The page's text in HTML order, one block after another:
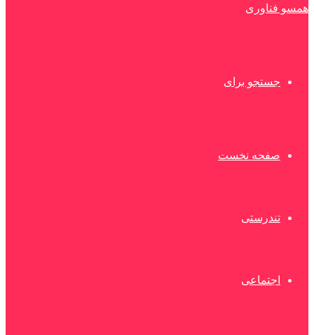
همسو فناوری
جستجو برای
صفحه نخست
تندرستی
اجتماعی